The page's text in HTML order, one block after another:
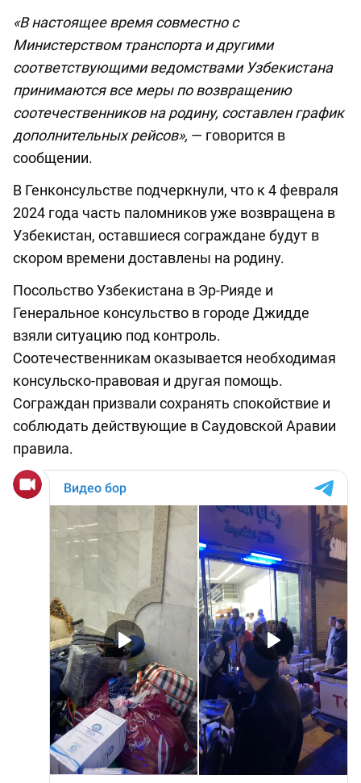
«В настоящее время совместно с
Министерством транспорта и другими
соответствующими ведомствами Узбекистана
принимаются все меры по возвращению
соотечественников на родину, составлен график
дополнительных рейсов», — говорится в
сообщении.
В Генконсульстве подчеркнули, что к 4 февраля
2024 года часть паломников уже возвращена в
Узбекистан, оставшиеся сограждане будут в
скором времени доставлены на родину.
Посольство Узбекистана в Эр-Рияде и
Генеральное консульство в городе Джидде
взяли ситуацию под контроль.
Соотечественникам оказывается необходимая
консульско-правовая и другая помощь.
Сограждан призвали сохранять спокойствие и
соблюдать действующие в Саудовской Аравии
правила.